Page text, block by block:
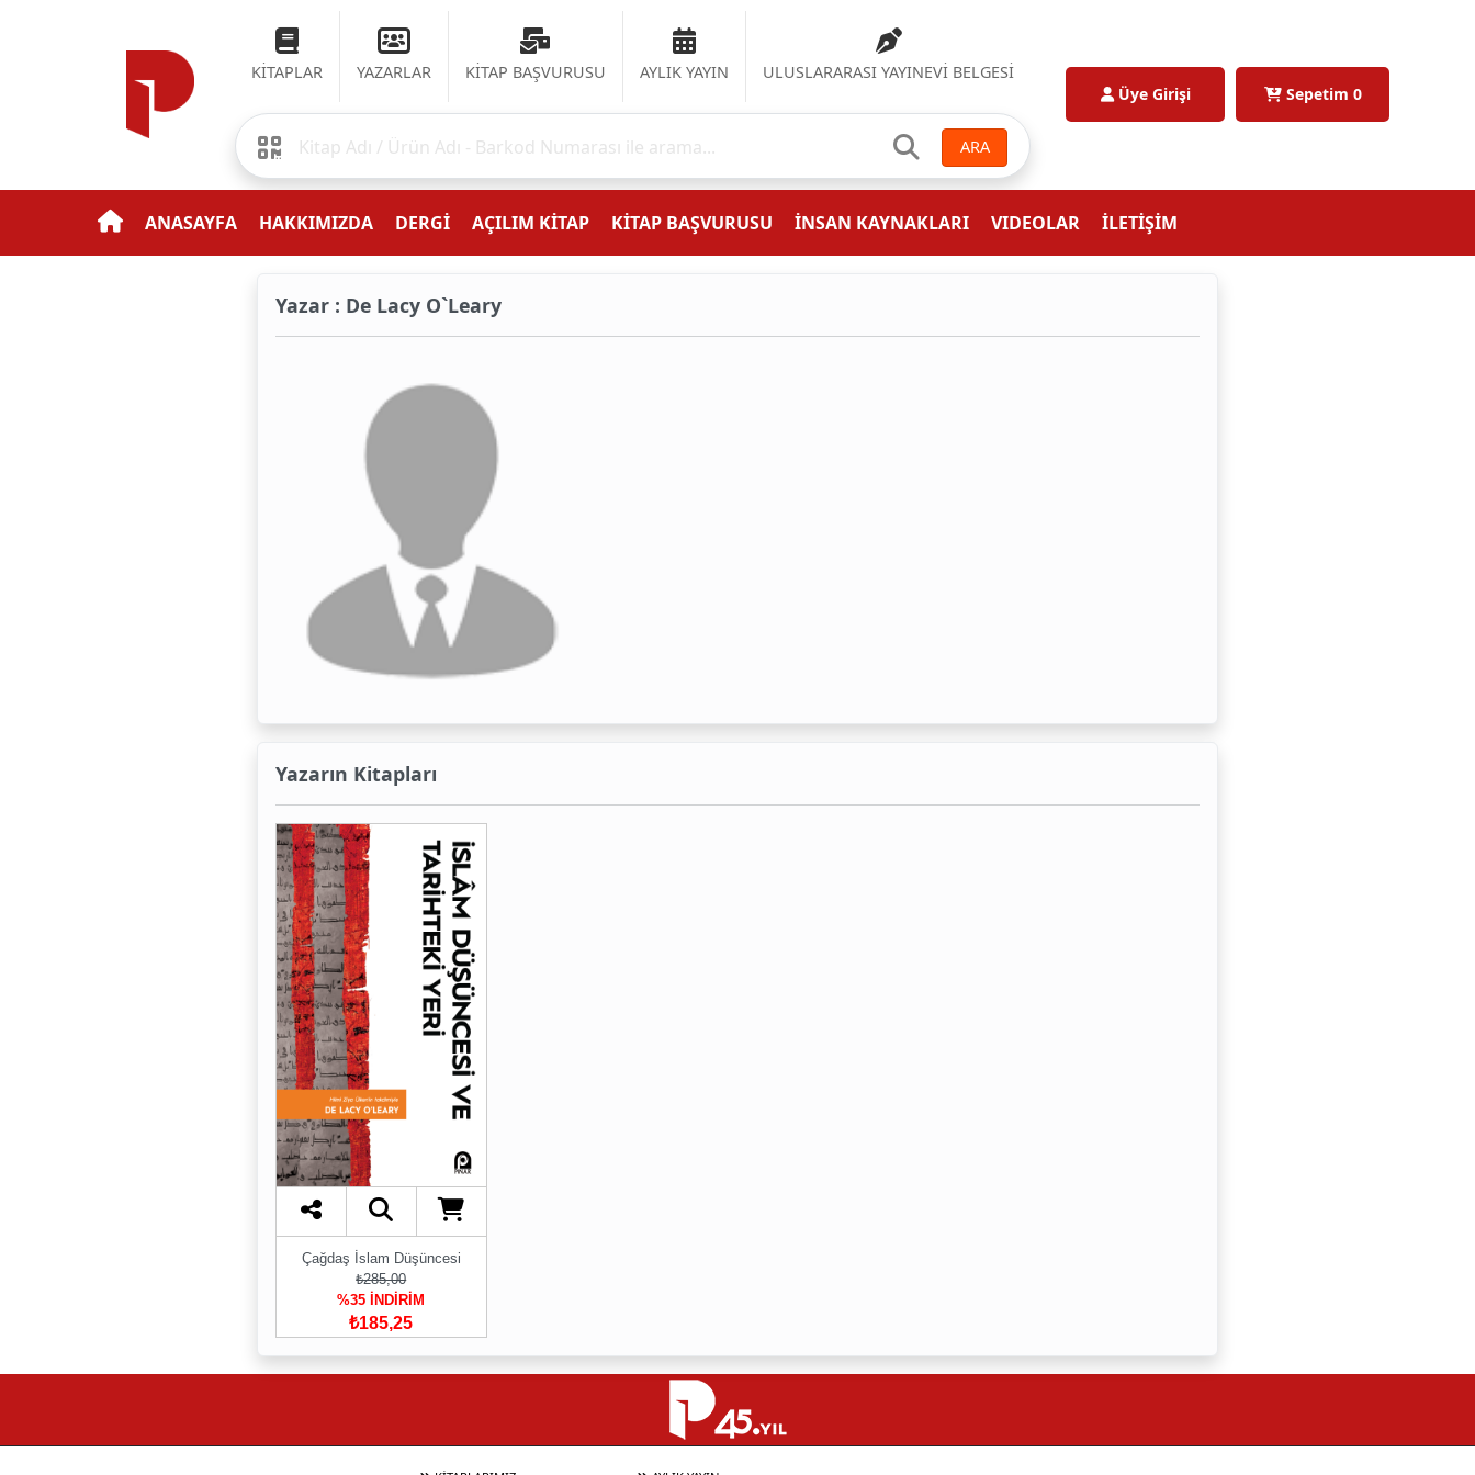
KİTAPLAR YAZARLAR KİTAP BAŞVURUSU AYLIK YAYIN ULUSLARARASI YAYINEVİ BELGESİ
ARA
Üye Girişi Sepetim 0
ANASAYFA HAKKIMIZDA DERGİ AÇILIM KİTAP KİTAP BAŞVURUSU İNSAN KAYNAKLARI VIDEOLAR İLETİŞİM
Yazar : De Lacy O`Leary
Yazarın Kitapları
Çağdaş İslam Düşüncesi
₺285,00
%35 İNDİRİM
₺185,25